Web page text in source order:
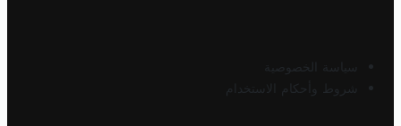
سياسة الخصوصية
شروط وأحكام الاستخدام